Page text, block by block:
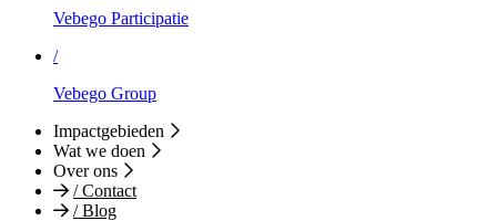
Vebego Participatie
/
Vebego Group
Impactgebieden
Wat we doen
Over ons
/Contact
/Blog